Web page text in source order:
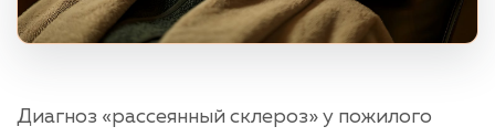
Диагноз «рассеянный склероз» у пожилого